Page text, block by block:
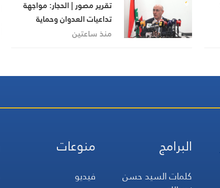
تقرير مصور | الحجار: مواجهة
تداعيات العدوان وحماية
الاستقرار الداخلي في صلب
منذ ساعتين
البرامج
كلمات السيد حسن
منوعات
فيديو